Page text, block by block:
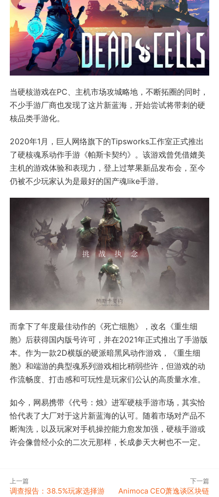
当硬核游戏在PC、主机市场攻城略地，不断拓圈的同时，
不少手游厂商也发现了这片新蓝海，开始尝试将带刺的硬
核品类手游化。
2020年1月，巨人网络旗下的Tipsworks工作室正式推出
了硬核魂系动作手游《帕斯卡契约》。该游戏曾凭借媲美
主机的游戏体验和表现力，登上过苹果新品发布会，至今
仍被不少玩家认为是最好的国产魂like手游。
而拿下了年度最佳动作的《死亡细胞》，改名《重生细
胞》后获得国内版号许可，并在2021年正式推出了手游版
本。作为一款2D横版的硬派暗黑风动作游戏，《重生细
胞》和端游的典型魂系列游戏相比稍弱些许，但游戏的动
作流畅度、打击感和可玩性是玩家们公认的高质量水准。
如今，网易携带《代号：烛》进军硬核手游市场，其实恰
恰代表了大厂对于这片新蓝海的认可。随着市场对产品不
断淘洗，以及玩家对手机操控能力愈发加强，硬核手游或
许会像曾经小众的二次元那样，长成参天大树也不一定。
上一篇
调查报告：38.5%玩家选择游
下一篇
Animoca CEO萧逸谈区块链